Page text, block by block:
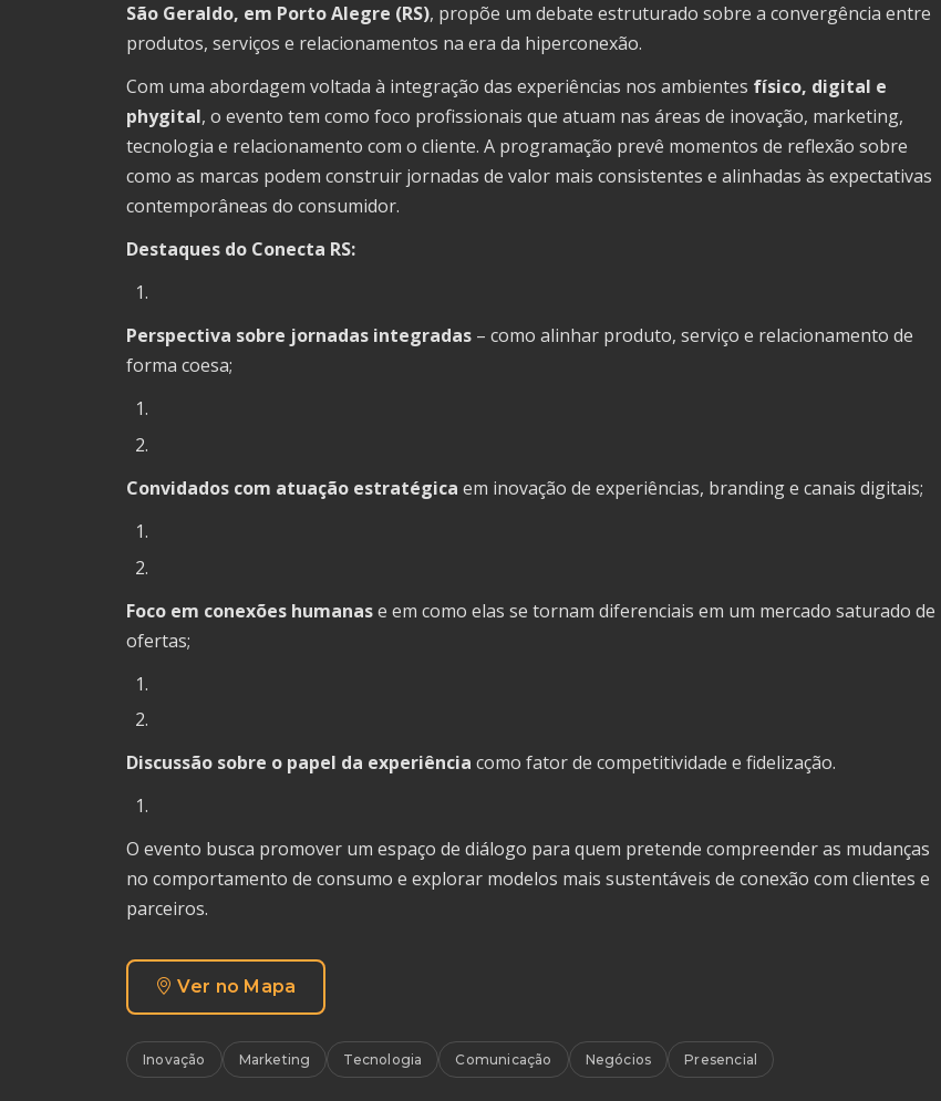
São Geraldo, em Porto Alegre (RS), propõe um debate estruturado sobre a convergência entre
produtos, serviços e relacionamentos na era da hiperconexão.
Com uma abordagem voltada à integração das experiências nos ambientes físico, digital e
phygital, o evento tem como foco profissionais que atuam nas áreas de inovação, marketing,
tecnologia e relacionamento com o cliente. A programação prevê momentos de reflexão sobre
como as marcas podem construir jornadas de valor mais consistentes e alinhadas às expectativas
contemporâneas do consumidor.
Destaques do Conecta RS:
Perspectiva sobre jornadas integradas – como alinhar produto, serviço e relacionamento de
forma coesa;
Convidados com atuação estratégica em inovação de experiências, branding e canais digitais;
Foco em conexões humanase em como elas se tornam diferenciais em um mercado saturado de
ofertas;
Discussão sobre o papel da experiência como fator de competitividade e fidelização.
O evento busca promover um espaço de diálogo para quem pretende compreender as mudanças
no comportamento de consumo e explorar modelos mais sustentáveis de conexão com clientes e
parceiros.
Ver no Mapa
Inovação Marketing Tecnologia Comunicação Negócios Presencial